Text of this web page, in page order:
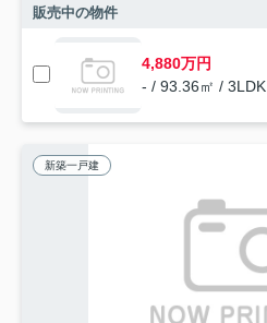
販売中の物件
4,880万円
- / 93.36㎡ / 3LDK
新築一戸建